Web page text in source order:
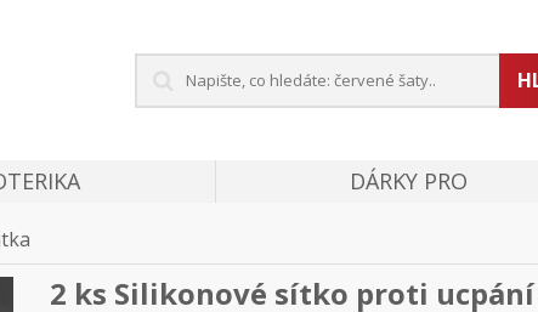
DÁRKY PRO
2 ks Silikonové sítko proti